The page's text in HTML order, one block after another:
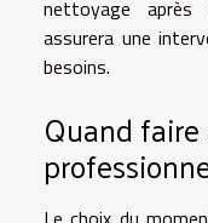
nettoyage
assurera une
besoins.
Quand